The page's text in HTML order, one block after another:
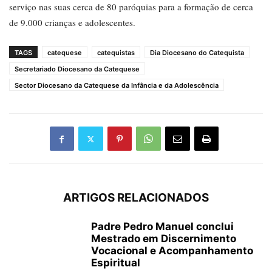
serviço nas suas cerca de 80 paróquias para a formação de cerca
de 9.000 crianças e adolescentes.
TAGS catequese catequistas
Dia Diocesano do Catequista
Secretariado Diocesano da Catequese
Sector Diocesano da Catequese da Infância e da Adolescência
ARTIGOS RELACIONADOS
Padre Pedro Manuel conclui
Mestrado em Discernimento
Vocacional e Acompanhamento
Espiritual